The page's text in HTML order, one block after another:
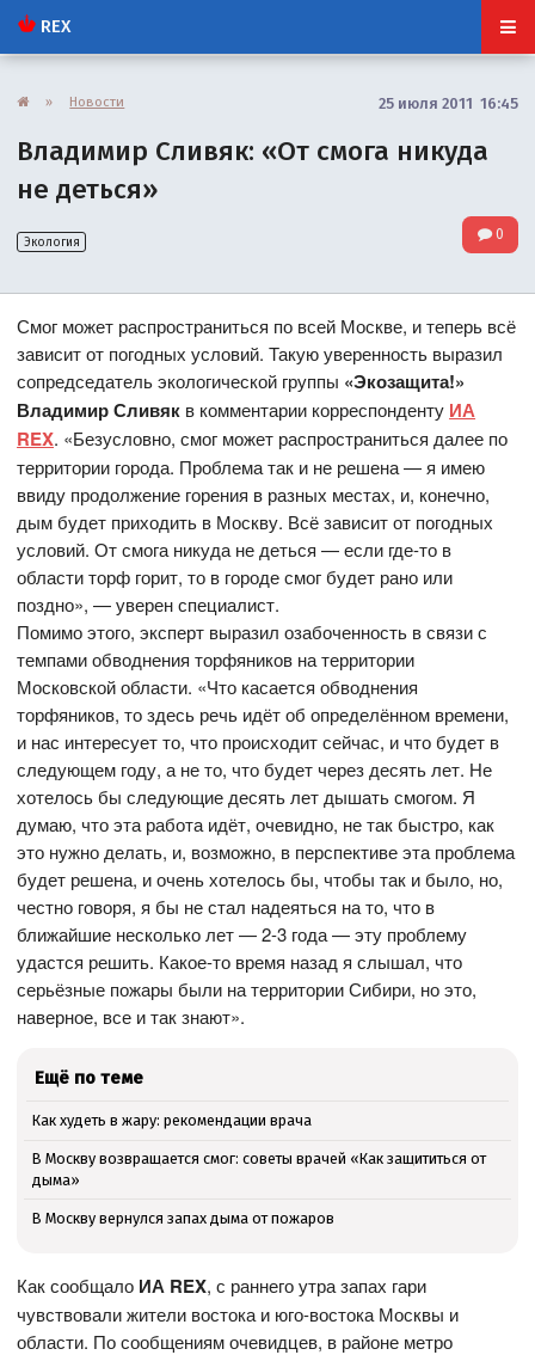
REX
» Новости 25 июля 2011 16:45
Владимир Сливяк: «От смога никуда
не деться»
Экология 0
Смог может распространиться по всей Москве, и теперь всё
зависит от погодных условий. Такую уверенность выразил
сопредседатель экологической группы «Экозащита!»
Владимир Сливяк в комментарии корреспонденту ИА
REX. «Безусловно, смог может распространиться далее по
территории города. Проблема так и не решена — я имею
ввиду продолжение горения в разных местах, и, конечно,
дым будет приходить в Москву. Всё зависит от погодных
условий. От смога никуда не деться — если где-то в
области торф горит, то в городе смог будет рано или
поздно», — уверен специалист.
Помимо этого, эксперт выразил озабоченность в связи с
темпами обводнения торфяников на территории
Московской области. «Что касается обводнения
торфяников, то здесь речь идёт об определённом времени,
и нас интересует то, что происходит сейчас, и что будет в
следующем году, а не то, что будет через десять лет. Не
хотелось бы следующие десять лет дышать смогом. Я
думаю, что эта работа идёт, очевидно, не так быстро, как
это нужно делать, и, возможно, в перспективе эта проблема
будет решена, и очень хотелось бы, чтобы так и было, но,
честно говоря, я бы не стал надеяться на то, что в
ближайшие несколько лет — 2-3 года — эту проблему
удастся решить. Какое-то время назад я слышал, что
серьёзные пожары были на территории Сибири, но это,
наверное, все и так знают».
Ещё по теме
Как худеть в жару: рекомендации врача
В Москву возвращается смог: советы врачей «Как защититься от
дыма»
В Москву вернулся запах дыма от пожаров
Как сообщало ИА REX, с раннего утра запах гари
чувствовали жители востока и юго-востока Москвы и
области. По сообщениям очевидцев, в районе метро